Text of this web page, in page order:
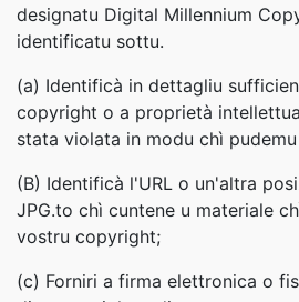
designatu Digital Millennium
identificatu sottu.
(a) Identificà in dettagliu
copyright o a proprietà
stata violata in modu chì
(B) Identificà l'URL o un'altra
JPG.to chì cuntene u materiale
vostru copyright;
(c) Forniri a firma elettronica o